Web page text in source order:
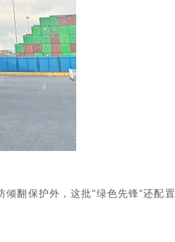
倾翻保护外 ，这批“绿色先锋”还配置